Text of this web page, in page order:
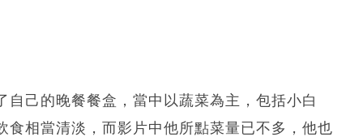
己的晚餐餐盒，當中以蔬菜為主，包括小白
相當清淡，而影片中他所點菜量已不多，他也